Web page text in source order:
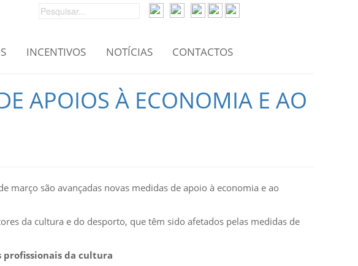
CONTACTOS
NOTÍCIAS
INCENTIVOS
APOIOS À ECONOMIA E AO
são avançadas novas medidas de apoio à economia e ao
da cultura e do desporto, que têm sido afetados pelas medidas de
profissionais da cultura